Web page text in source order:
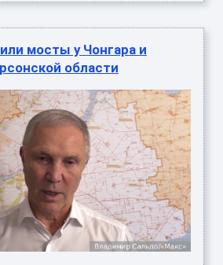
мосты у Чонгара и
области